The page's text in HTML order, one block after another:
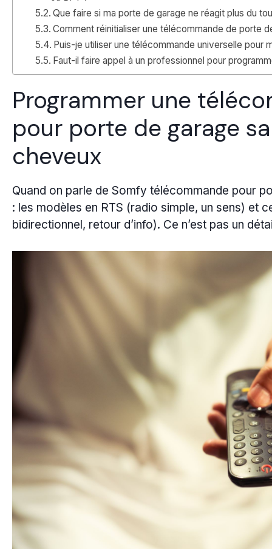
Que faire si ma porte de garage ne réagit plus du
Comment réinitialiser une télécommande de porte
Puis-je utiliser une télécommande universelle pour
Faut-il faire appel à un professionnel pour
Programmer une
pour porte de garage
cheveux
Quand on parle de Somfy télécommande pour
: les modèles en RTS (radio simple, un sens) et
bidirectionnel, retour d’info). Ce n’est pas un